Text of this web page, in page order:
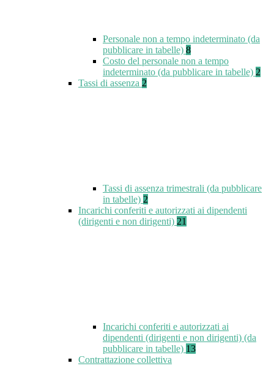
Personale non a tempo indeterminato (da
pubblicare in tabelle) 8
Costo del personale non a tempo
indeterminato (da pubblicare in tabelle) 2
Tassi di assenza 2
Tassi di assenza trimestrali (da pubblicare
in tabelle) 2
Incarichi conferiti e autorizzati ai dipendenti
(dirigenti e non dirigenti) 21
Incarichi conferiti e autorizzati ai
dipendenti (dirigenti e non dirigenti) (da
pubblicare in tabelle) 13
Contrattazione collettiva